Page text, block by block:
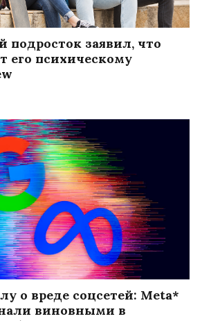
заявил, что
его психическому
о вреде соцсетей: Meta*
виновными в